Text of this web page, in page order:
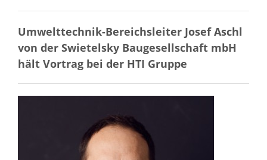
Umwelttechnik-Bereichsleiter Josef Aschl
von der Swietelsky Baugesellschaft mbH
hält Vortrag bei der HTI Gruppe